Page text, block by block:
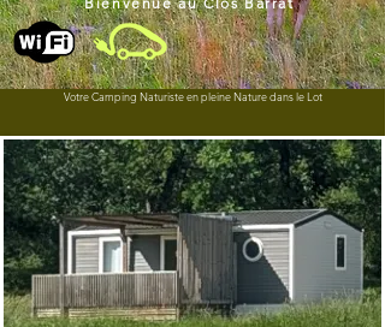
Votre Camping Naturiste en pleine Nature dans le Lot